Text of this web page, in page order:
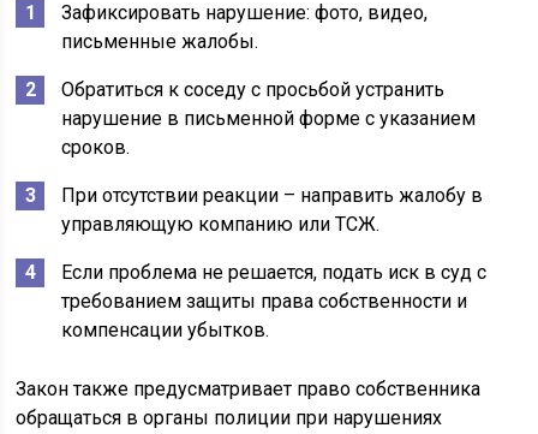
Зафиксировать нарушение: фото, видео,
письменные жалобы.
Обратиться к соседу с просьбой устранить
нарушение в письменной форме с указанием
сроков.
При отсутствии реакции – направить жалобу в
управляющую компанию или ТСЖ.
Если проблема не решается, подать иск в суд с
требованием защиты права собственности и
компенсации убытков.
Закон также предусматривает право собственника
обращаться в органы полиции при нарушениях